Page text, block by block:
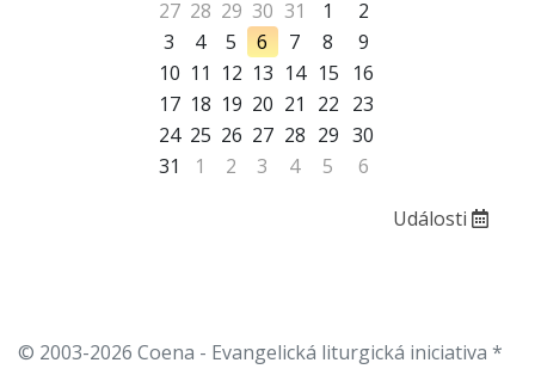
27 28 29 30 31 1
2
3
4 5 6 7 8
9
10 11 12 13 14 15
16
17 18 19 20 21 22 23
24 25 26 27 28 29 30
31
1 2 3 4 5 6
Události
© 2003-2026 Coena - Evangelická liturgická iniciativa *